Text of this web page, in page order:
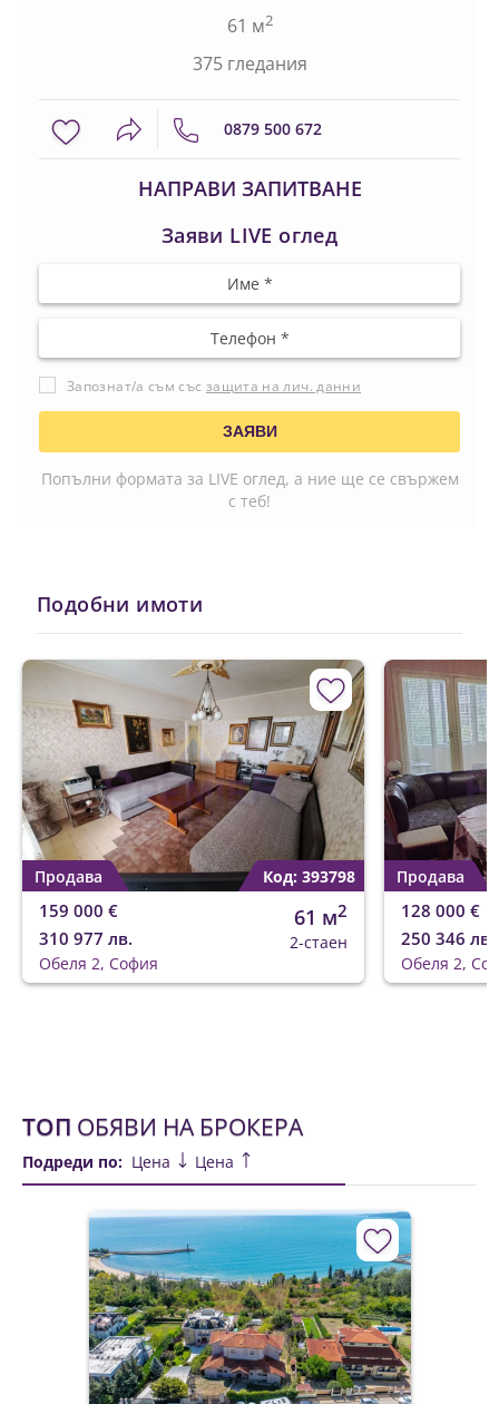
61 м2
375 гледания
0879 500 672
НАПРАВИ ЗАПИТВАНЕ
Заяви LIVE оглед
Запознат/а съм със защита на лич. данни
Попълни формата за LIVE оглед, а ние ще се свържем
с теб!
Подобни имоти
Продава Код: 393798
159 000 €
310 977 лв.
61 м2
2-стаен
Обеля 2, София
Продава
128 000 €
250 346 лв.
Обеля 2,
ТОП ОБЯВИ НА БРОКЕРА
Подреди по: Цена Цена